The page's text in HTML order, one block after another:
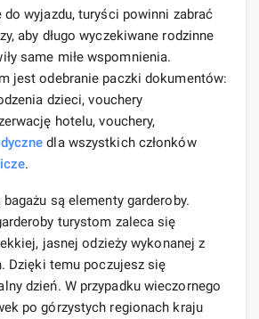
wyjazdu, turyści powinni zabrać
aby długo wyczekiwane rodzinne
same miłe wspomnienia.
jest odebranie paczki dokumentów:
dzieci, vouchery
hotelu, vouchery,
dla wszystkich członków
.
są elementy garderoby.
turystom zaleca się
jasnej odzieży wykonanej z
Dzięki temu poczujesz się
dzień. W przypadku wieczornego
po górzystych regionach kraju